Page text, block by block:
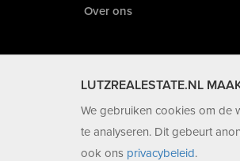
LUTZREALESTATE.NL
We gebruiken cookies om de
te analyseren. Dit gebeurt
ook ons privacybeleid.
Over ons